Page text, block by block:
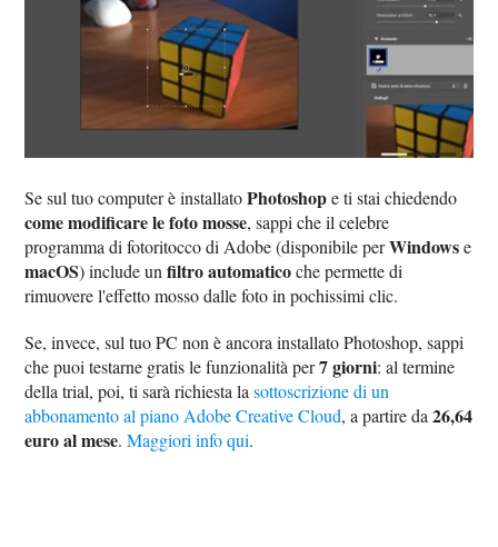
Se sul tuo computer è installatoPhotoshope ti stai chiedendo
come modificare le foto mosse, sappi che il celebre
programma di fotoritocco di Adobe (disponibile perWindowse
macOS) include unfiltro automaticoche permette di
rimuovere l'effetto mosso dalle foto in pochissimi clic.
Se, invece, sul tuo PC non è ancora installato Photoshop, sappi
che puoi testarne gratis le funzionalità per7 giorni: al termine
della trial, poi, ti sarà richiesta lasottoscrizione di un
abbonamento al piano Adobe Creative Cloud, a partire da26,64
euro al mese.Maggiori info qui.